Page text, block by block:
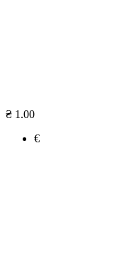
₴ 1.00
€